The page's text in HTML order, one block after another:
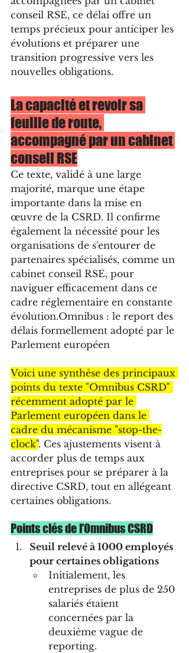
conseil RSE, ce délai offre un
temps précieux pour anticiper les
évolutions et préparer une
transition progressive vers les
nouvelles obligations.
La capacité et revoir sa
feuille de route,
accompagné par un cabinet
conseil RSE
Ce texte, validé à une large
majorité, marque une étape
importante dans la mise en
œuvre de la CSRD. Il confirme
également la nécessité pour les
organisations de s'entourer de
partenaires spécialisés, comme un
cabinet conseil RSE, pour
naviguer efficacement dans ce
cadre réglementaire en constante
évolution.Omnibus : le report des
délais formellement adopté par le
Parlement européen
Voici une synthèse des principaux
points du texte "Omnibus CSRD"
récemment adopté par le
Parlement européen dans le
cadre du mécanisme "stop-the-
clock". Ces ajustements visent à
accorder plus de temps aux
entreprises pour se préparer à la
directive CSRD, tout en allégeant
certaines obligations.
Points clés de l’Omnibus CSRD
Seuil relevé à 1000 employés
pour certaines obligations
Initialement, les
entreprises de plus de 250
salariés étaient
concernées par la
deuxième vague de
reporting.